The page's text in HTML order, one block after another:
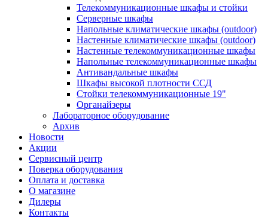
Телекоммуникационные шкафы и стойки
Серверные шкафы
Напольные климатические шкафы (outdoor)
Настенные климатические шкафы (outdoor)
Настенные телекоммуникационные шкафы
Напольные телекоммуникационные шкафы
Антивандальные шкафы
Шкафы высокой плотности ССД
Стойки телекоммуникационные 19"
Органайзеры
Лабораторное оборудование
Архив
Новости
Акции
Сервисный центр
Поверка оборудования
Оплата и доставка
О магазине
Дилеры
Контакты